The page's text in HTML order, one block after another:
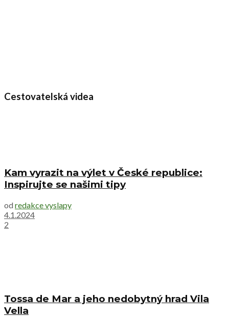
Cestovatelská videa
Kam vyrazit na výlet v České republice:
Inspirujte se našimi tipy
od redakce vyslapy
4.1.2024
2
Tossa de Mar a jeho nedobytný hrad Vila
Vella